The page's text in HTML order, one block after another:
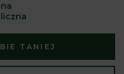
TANIEJ